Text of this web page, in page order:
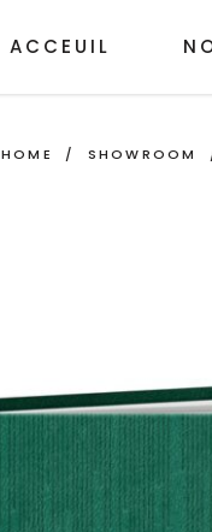
ACCEUIL
HOME / SHOWROOM